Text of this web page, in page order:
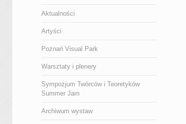
Aktualności
Artyści
Poznań Visual Park
Warsztaty i plenery
Sympozjum Twórców i Teoretyków
Summer Jam
Archiwum wystaw